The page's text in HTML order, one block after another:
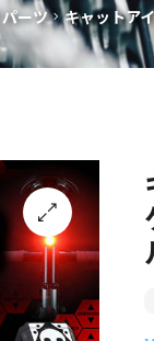
パーツ キャットアイ
🔍